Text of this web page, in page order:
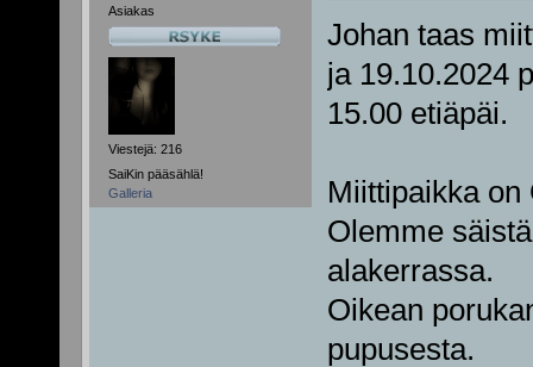
Asiakas
Viestejä: 216
SaiKin pääsählä!
Galleria
Johan taas
ja 19.10.2024
15.00 etiäpäi.
Miittipaikka on
Olemme
alakerrassa.
Oikean
pupusesta.